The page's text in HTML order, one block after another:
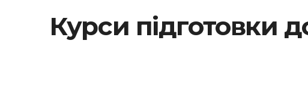
Курси підготовки